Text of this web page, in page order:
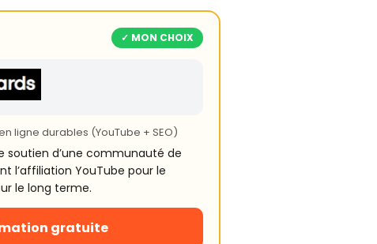
✓ MON CHOIX
ligne durables (YouTube + SEO)
soutien d’une communauté de
l’affiliation YouTube pour le
le long terme.
gratuite